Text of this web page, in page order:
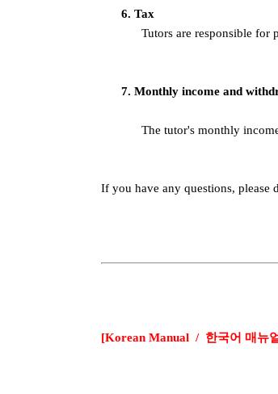
6. Tax
Tutors are responsible for
7. Monthly income and
The tutor's monthly
If you have any questions, please
[Korean Manual / 한국어 매뉴